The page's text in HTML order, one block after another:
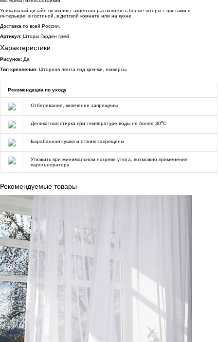
Уникальный дизайн позволяет акцентно расположить белые шторы с цветами в
интерьере: в гостиной, в детской комнате или на кухне.
Доставка по всей России.
Артикул: Шторы Гарден грей
Характеристики
Рисунок: Да
Тип крепления: Шторная лента под крючки, люверсы
Рекомендации по уходу
Отбеливание, кипячение запрещены
Деликатная стирка при температуре воды не более 30oC
Барабанная сушка и отжим запрещены
Утюжить при минимальном нагреве утюга, возможно применение
парогенератора
Рекомендуемые товары